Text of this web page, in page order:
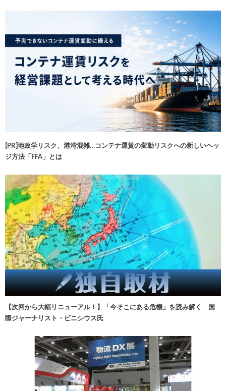
[PR]地政学リスク、港湾混雑…コンテナ運賃の変動リスクへの新しいヘッ
ジ方法「FFA」とは
【次回から大幅リニューアル！】「今そこにある危機」を読み解く 国
際ジャーナリスト・ビニシウス氏